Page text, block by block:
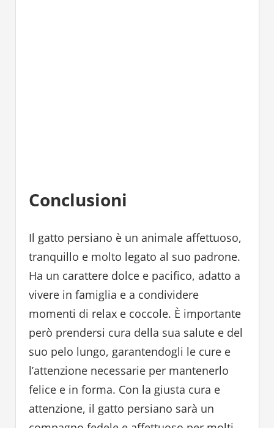
Conclusioni
Il gatto persiano è un animale affettuoso,
tranquillo e molto legato al suo padrone.
Ha un carattere dolce e pacifico, adatto a
vivere in famiglia e a condividere
momenti di relax e coccole. È importante
però prendersi cura della sua salute e del
suo pelo lungo, garantendogli le cure e
l’attenzione necessarie per mantenerlo
felice e in forma. Con la giusta cura e
attenzione, il gatto persiano sarà un